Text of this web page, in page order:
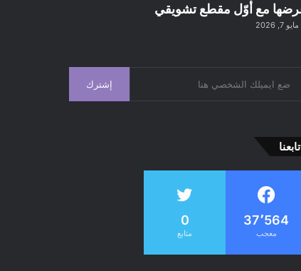
مع أوّل مقطع تشويقي
مايو 7, 2026
إشترك
تابعنا
37٬564
معجب
0
متابع